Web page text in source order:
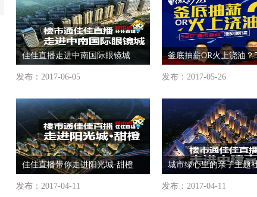
佳佳直播走进中南国际眼镜城
发布：2017-06-05 发布：2017-05-26
佳佳直播带你走进阳光城·甜橙
发布：2017-04-11 发布：2017-04-11